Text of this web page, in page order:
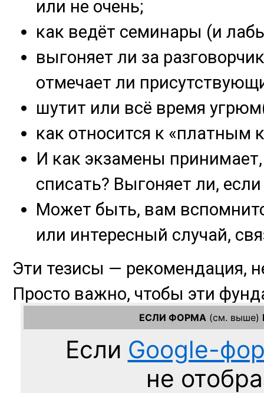
ЕСЛИ ФОРМА (см. выше)
Если Google-
не